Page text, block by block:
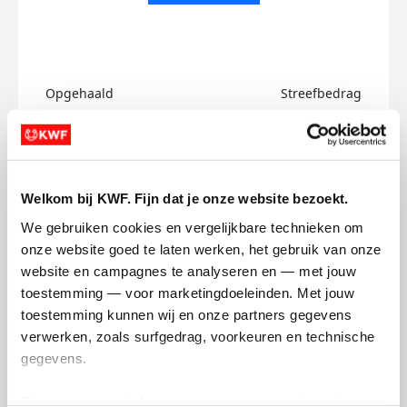
Welkom bij KWF. Fijn dat je onze website bezoekt.
We gebruiken cookies en vergelijkbare technieken om
onze website goed te laten werken, het gebruik van onze
website en campagnes te analyseren en — met jouw
toestemming — voor marketingdoeleinden. Met jouw
toestemming kunnen wij en onze partners gegevens
verwerken, zoals surfgedrag, voorkeuren en technische
gegevens.
Opgehaald Streefbedrag
Amina's badges